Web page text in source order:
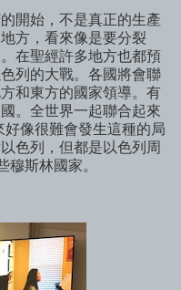
開始，不是真正的生產
方，看來像是要分裂
在聖經許多地方也都預
列的大戰。各國將會聯
和東方的國家領導。有
。全世界一起聯合起來
像很難會發生這種的局
色列，但都是以色列周
穆斯林國家。